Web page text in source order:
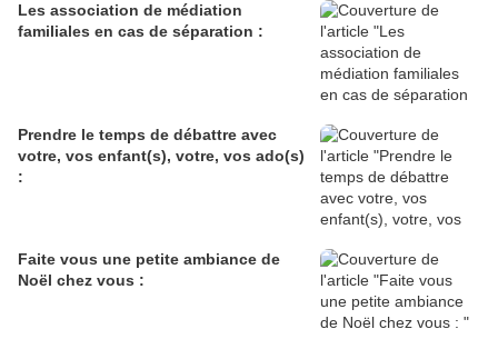
Les association de médiation
familiales en cas de séparation :
Prendre le temps de débattre avec
votre, vos enfant(s), votre, vos ado(s)
:
Faite vous une petite ambiance de
Noël chez vous :